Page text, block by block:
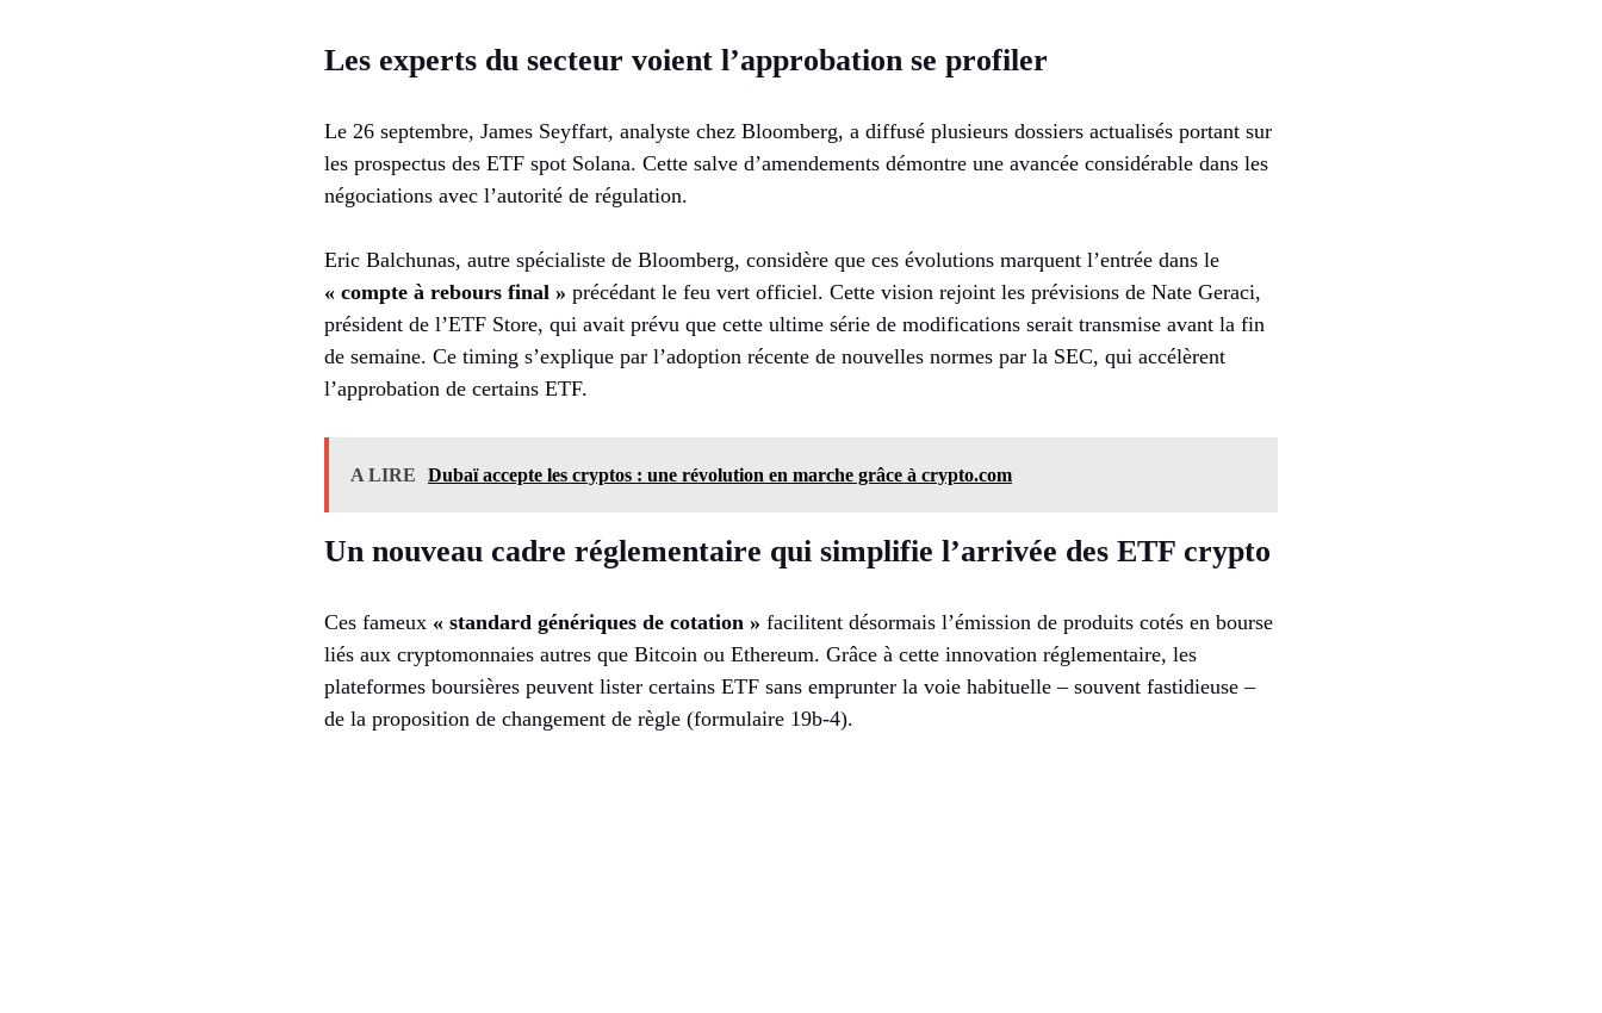
Les experts du secteur voient l’approbation se profiler
Le 26 septembre, James Seyffart, analyste chez Bloomberg, a diffusé plusieurs dossiers actualisés portant sur
les prospectus des ETF spot Solana. Cette salve d’amendements démontre une avancée considérable dans les
négociations avec l’autorité de régulation.
Eric Balchunas, autre spécialiste de Bloomberg, considère que ces évolutions marquent l’entrée dans le
« compte à rebours final » précédant le feu vert officiel. Cette vision rejoint les prévisions de Nate Geraci,
président de l’ETF Store, qui avait prévu que cette ultime série de modifications serait transmise avant la fin
de semaine. Ce timing s’explique par l’adoption récente de nouvelles normes par la SEC, qui accélèrent
l’approbation de certains ETF.
A LIRE Dubaï accepte les cryptos : une révolution en marche grâce à crypto.com
Un nouveau cadre réglementaire qui simplifie l’arrivée des ETF crypto
Ces fameux « standard génériques de cotation » facilitent désormais l’émission de produits cotés en bourse
liés aux cryptomonnaies autres que Bitcoin ou Ethereum. Grâce à cette innovation réglementaire, les
plateformes boursières peuvent lister certains ETF sans emprunter la voie habituelle – souvent fastidieuse –
de la proposition de changement de règle (formulaire 19b-4).